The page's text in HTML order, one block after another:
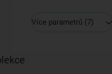
Více parametrů (7)